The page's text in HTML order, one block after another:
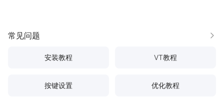
常见问题 更多
安装教程 VT教程
按键设置 优化教程